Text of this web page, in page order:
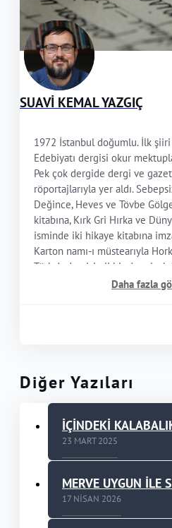
SUAVİ KEMAL YAZGIÇ
1972 İstanbul doğumlu. İlk
Edebiyatı dergisi okur
Pek çok dergide dergi ve
röportajlarıyla yer aldı.
Değince, Heves ve Tövbe
kitabına, Kırk Gri Hırka ve
isminde iki hikaye kitabına
Karton namı-ı müstearıyla
Türk Aydını isimli bir de mizah
Daha fazla
Diğer Yazıları
İÇİNDEKİ
23 MART 2025
MERVE UYGUN İLE
17 NISAN 2026